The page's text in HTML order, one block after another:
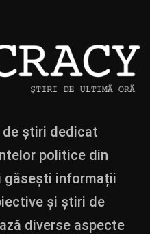
de știri dedicat
politice din
găsești informații
și știri de
diverse aspecte